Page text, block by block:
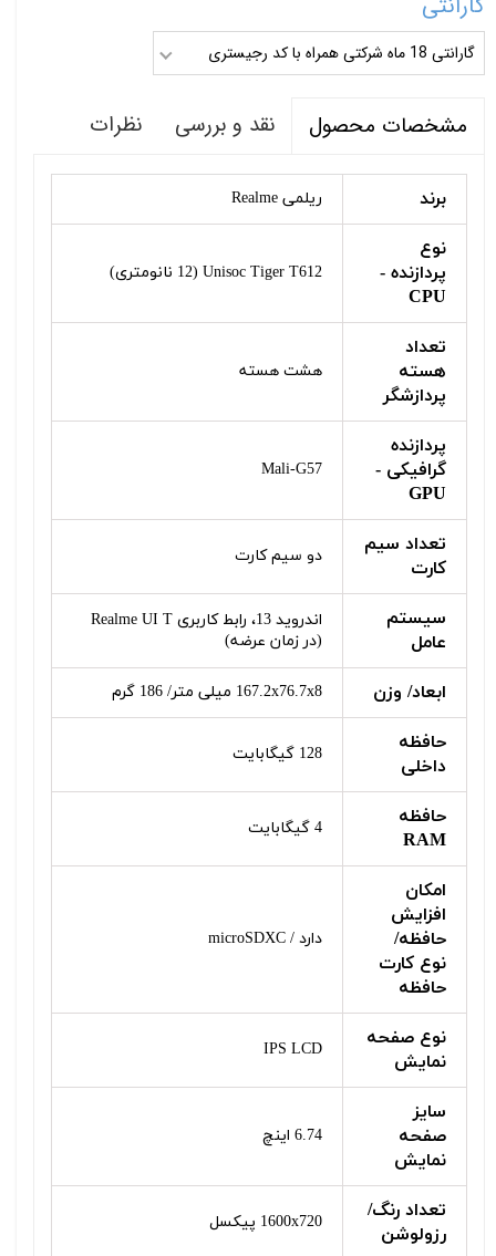
گارانتی 18 ماه شرکتی همراه با کد رجیستری
مشخصات محصول نقد و بررسی نظرات
برند ریلمی Realme
نوع
پردازنده -
CPU
Unisoc Tiger T612 (12 نانومتری)
تعداد
هسته
پردازشگر
هشت هسته
پردازنده
گرافیکی -
GPU
Mali-G57
تعداد سیم
کارت
دو سیم کارت
سیستم
عامل
اندروید 13، رابط کاربری Realme UI T
(در زمان عرضه)
ابعاد/ وزن 167.2x76.7x8 میلی متر/ 186 گرم
حافظه
داخلی
128 گیگابایت
حافظه
RAM
4 گیگابایت
امکان
افزایش
حافظه/
نوع کارت
حافظه
دارد / microSDXC
نوع صفحه
نمایش
IPS LCD
سایز
صفحه
نمایش
6.74 اینچ
تعداد رنگ/
رزولوشن
1600x720 پیکسل